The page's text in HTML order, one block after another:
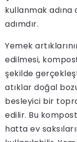
kullanmak adına
adımdır.
Yemek
edilmesi,
şekilde
atıklar doğal
besleyici bir
edilir. Bu
hatta ev